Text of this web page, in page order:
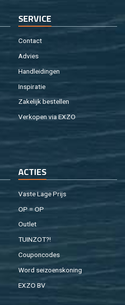
SER­VI­CE
Con­tact
Ad­vies
Hand­lei­din­gen
In­spi­ra­tie
Za­ke­lijk be­stel­len
Ver­ko­pen via EXZO
AC­TIES
Vaste Lage Prijs
OP = OP
Out­let
TUIN­ZOT?!
Cou­pon­co­des
Word sei­zoens­ko­ning
EXZO BV